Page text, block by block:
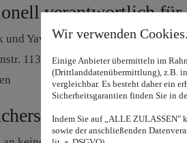
verantwortlich für
und Yavuz Suludere
113
Wir verwenden Cookies.
Einige Anbieter übermitteln im
(Drittlanddatenübermittlung), z.B.
vergleichbar. Es besteht daher ein
Sicherheitsgarantien finden Sie in
Indem Sie auf „ALLE ZULASSEN"
sowie der anschließenden